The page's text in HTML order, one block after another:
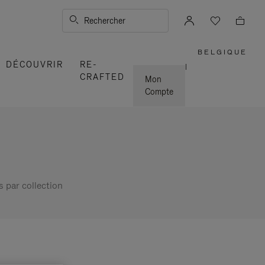
Rechercher
DÉCOUVRIR
RE-
CRAFTED
Mon
Compte
BELGIQUE
|
par collection